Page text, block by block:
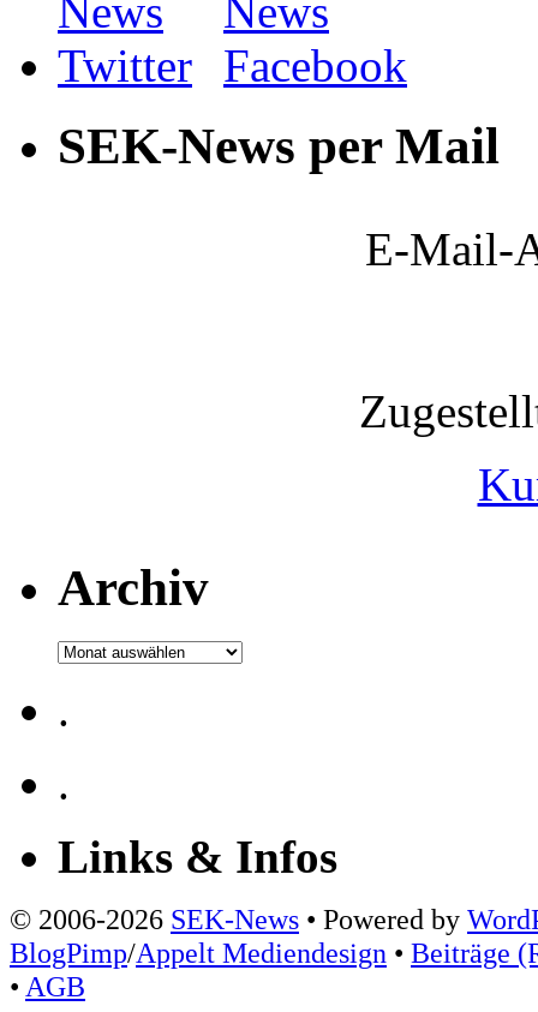
SEK-News per Mail
E-Mail-
Archiv
Archiv
.
.
Links & Infos
© 2006-2026 SEK-News • Powered by
BlogPimp/Appelt Mediendesign • Beiträge
• AGB